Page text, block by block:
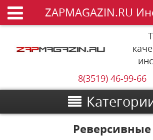
ZAPMAGAZIN.RU
8(3519) 46-99-66
Реверсивные